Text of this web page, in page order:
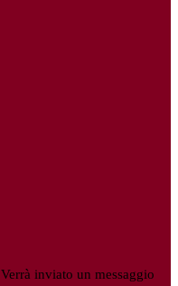
Verrà inviato un messaggio